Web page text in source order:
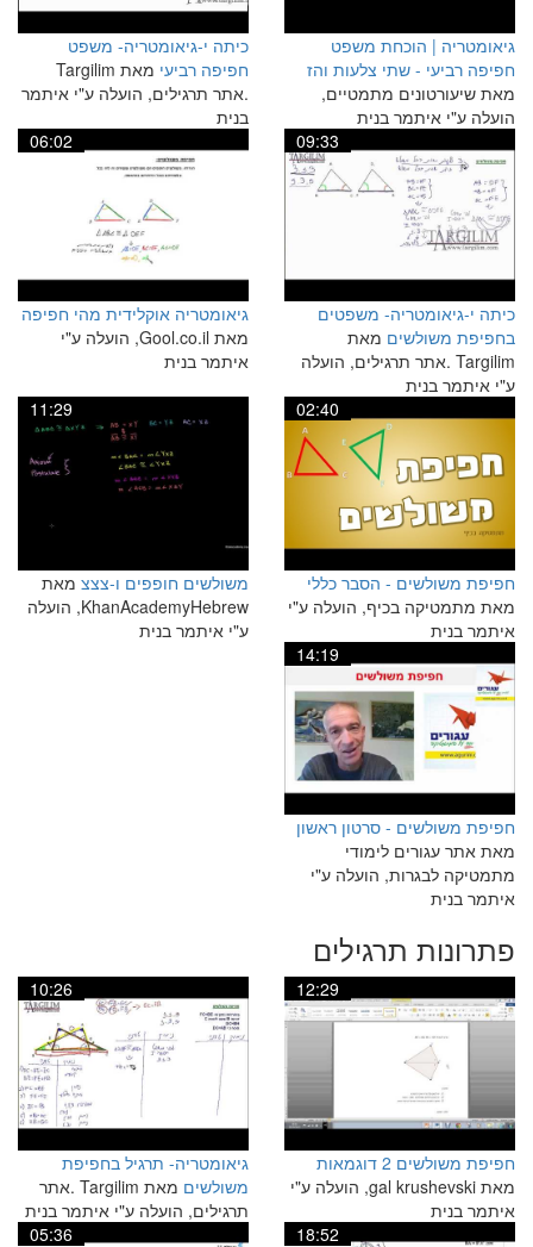
גיאומטריה | הוכחת משפט
חפיפה רביעי - שתי צלעות והז
מאת שיעורטונים מתמטיים,
הועלה ע"י איתמר בנית
כיתה י-גיאומטריה- משפט
חפיפה רביעי
מאת Targilim
.אתר תרגילים, הועלה ע"י איתמר
בנית
09:33
כיתה י-גיאומטריה- משפטים
בחפיפת משולשים מאת
Targilim .אתר תרגילים, הועלה
ע"י איתמר בנית
06:02
גיאומטריה אוקלידית מהי חפיפה
מאת Gool.co.il, הועלה ע"י
איתמר בנית
02:40
חפיפת משולשים - הסבר כללי
מאת מתמטיקה בכיף, הועלה ע"י
איתמר בנית
11:29
משולשים חופפים ו-צצצ מאת
KhanAcademyHebrew, הועלה
ע"י איתמר בנית
14:19
חפיפת משולשים - סרטון ראשון
מאת אתר עגורים לימודי
מתמטיקה לבגרות, הועלה ע"י
איתמר בנית
פתרונות תרגילים
12:29
חפיפת משולשים 2 דוגמאות
מאת gal krushevski, הועלה ע"י
איתמר בנית
10:26
גיאומטריה- תרגיל בחפיפת
משולשים
מאת Targilim .אתר
תרגילים, הועלה ע"י איתמר בנית
18:52
05:36